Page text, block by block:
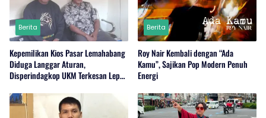
Berita
Kepemilikan Kios Pasar Lemahabang
Diduga Langgar Aturan,
Disperindagkop UKM Terkesan Lepas
Berita
Roy Nair Kembali dengan “Ada
Kamu”, Sajikan Pop Modern Penuh
Energi